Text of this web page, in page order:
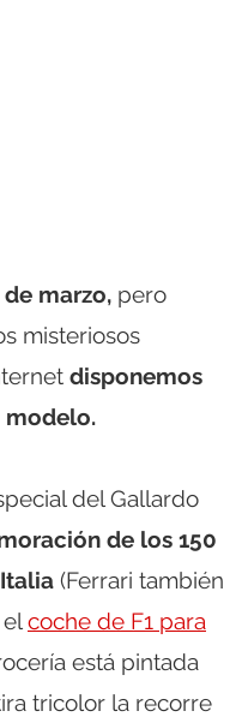
marzo, pero
misteriosos
disponemos
modelo.
del Gallardo
de los 150
(Ferrari también
elcoche de F1 para
está pintada
tricolor la recorre